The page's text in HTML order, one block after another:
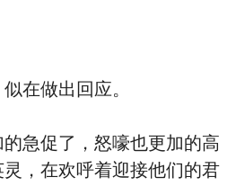
做出回应。
急促了，怒嚎也更加的高
，在欢呼着迎接他们的君